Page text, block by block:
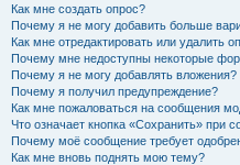
Как мне создать опрос?
Почему я не могу добавить больше
Как мне отредактировать или удалить
Почему мне недоступны некоторые
Почему я не могу добавлять вложения?
Почему я получил предупреждение?
Как мне пожаловаться на сообщения
Что означает кнопка «Сохранить» при
Почему моё сообщение требует
Как мне вновь поднять мою тему?